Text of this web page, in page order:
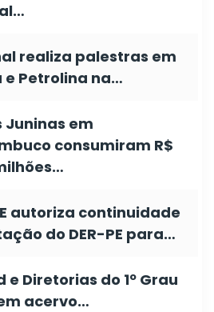
realiza palestras em
e Petrolina na…
Juninas em
consumiram R$
autoriza continuidade
do DER-PE para…
e Diretorias do 1º Grau
acervo…